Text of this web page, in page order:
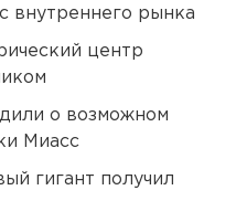
внутреннего рынка
центр
о возможном
Миасс
гигант получил